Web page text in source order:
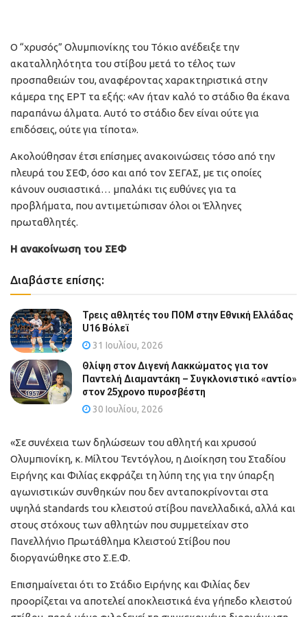
Ο “χρυσός” Ολυμπιονίκης του Τόκιο ανέδειξε την
ακαταλληλότητα του στίβου μετά το τέλος των
προσπαθειών του, αναφέροντας χαρακτηριστικά στην
κάμερα της ΕΡΤ τα εξής: «Αν ήταν καλό το στάδιο θα έκανα
παραπάνω άλματα. Αυτό το στάδιο δεν είναι ούτε για
επιδόσεις, ούτε για τίποτα».
Ακολούθησαν έτσι επίσημες ανακοινώσεις τόσο από την
πλευρά του ΣΕΦ, όσο και από τον ΣΕΓΑΣ, με τις οποίες
κάνουν ουσιαστικά… μπαλάκι τις ευθύνες για τα
προβλήματα, που αντιμετώπισαν όλοι οι Έλληνες
πρωταθλητές.
Η ανακοίνωση του ΣΕΦ
Διαβάστε επίσης:
Τρεις αθλητές του ΠΟΜ στην Εθνική Ελλάδας
U16 Βόλεϊ
31 Ιουλίου, 2026
Θλίψη στον Διγενή Λακκώματος για τον
Παντελή Διαμαντάκη – Συγκλονιστικό «αντίο»
στον 25χρονο πυροσβέστη
30 Ιουλίου, 2026
«Σε συνέχεια των δηλώσεων του αθλητή και χρυσού
Ολυμπιονίκη, κ. Μίλτου Τεντόγλου, η Διοίκηση του Σταδίου
Ειρήνης και Φιλίας εκφράζει τη λύπη της για την ύπαρξη
αγωνιστικών συνθηκών που δεν ανταποκρίνονται στα
υψηλά standards του κλειστού στίβου πανελλαδικά, αλλά και
στους στόχους των αθλητών που συμμετείχαν στο
Πανελλήνιο Πρωτάθλημα Κλειστού Στίβου που
διοργανώθηκε στο Σ.Ε.Φ.
Επισημαίνεται ότι το Στάδιο Ειρήνης και Φιλίας δεν
προορίζεται να αποτελεί αποκλειστικά ένα γήπεδο κλειστού